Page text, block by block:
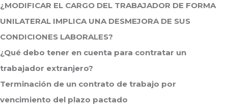
¿MODIFICAR EL CARGO DEL TRABAJADOR DE FORMA
UNILATERAL IMPLICA UNA DESMEJORA DE SUS
CONDICIONES LABORALES?
¿Qué debo tener en cuenta para contratar un
trabajador extranjero?
Terminación de un contrato de trabajo por
vencimiento del plazo pactado